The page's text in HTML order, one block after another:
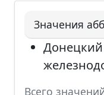
Значения
Донецкий
Всего